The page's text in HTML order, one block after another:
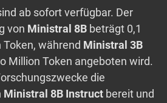
ab sofort verfügbar. Der
von Ministral 8B beträgt 0,1
Token, während Ministral 3B
Million Token angeboten wird.
die
Ministral 8B Instruct bereit und